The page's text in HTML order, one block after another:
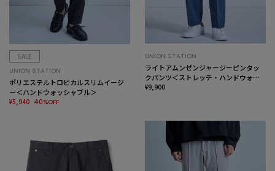
SALE
UNION STATION
ポリエステルトロピカルスリムイージ
ー＜ハンドウォッシャブル＞
¥5,940 40%OFF
UNION STATION
ライトアムンゼンジャージーピンタッ
クパンツ＜ストレッチ・ハンドウォッ
シャブル＞
¥9,900